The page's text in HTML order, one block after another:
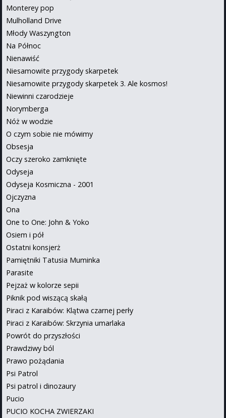
Monterey pop
Mulholland Drive
Młody Waszyngton
Na Północ
Nienawiść
Niesamowite przygody skarpetek
Niesamowite przygody skarpetek 3. Ale kosmos!
Niewinni czarodzieje
Norymberga
Nóż w wodzie
O czym sobie nie mówimy
Obsesja
Oczy szeroko zamknięte
Odyseja
Odyseja Kosmiczna - 2001
Ojczyzna
Ona
One to One: John & Yoko
Osiem i pół
Ostatni konsjerż
Pamiętniki Tatusia Muminka
Parasite
Pejzaż w kolorze sepii
Piknik pod wiszącą skałą
Piraci z Karaibów: Klątwa czarnej perły
Piraci z Karaibów: Skrzynia umarlaka
Powrót do przyszłości
Prawdziwy ból
Prawo pożądania
Psi Patrol
Psi patrol i dinozaury
Pucio
PUCIO KOCHA ZWIERZAKI